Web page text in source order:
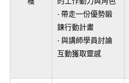
- 帶走一份優勢鍛
鍊行動計畫
- 與講師學員討論
互動獲取靈感